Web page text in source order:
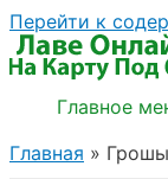
Перейти к
Главное
Главная